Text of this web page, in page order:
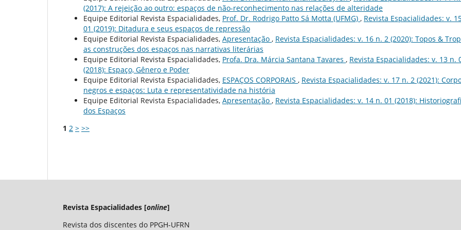
(2017): A rejeição ao outro: espaços de não-reconhecimento nas relações de alteridade
Equipe Editorial Revista Espacialidades, Prof. Dr. Rodrigo Patto Sá Motta (UFMG) , Revista Espacialidades: v.
01 (2019): Ditadura e seus espaços de repressão
Equipe Editorial Revista Espacialidades, Apresentação , Revista Espacialidades: v. 16 n. 2 (2020): Topos &
as construções dos espaços nas narrativas literárias
Equipe Editorial Revista Espacialidades, Profa. Dra. Márcia Santana Tavares , Revista Espacialidades: v. 13 n.
(2018): Espaço, Gênero e Poder
Equipe Editorial Revista Espacialidades, ESPAÇOS CORPORAIS , Revista Espacialidades: v. 17 n. 2 (2021):
negros e espaços: Luta e representatividade na história
Equipe Editorial Revista Espacialidades, Apresentação , Revista Espacialidades: v. 14 n. 01 (2018):
dos Espaços
1 2 > >>
Revista Espacialidades [online]
Revista dos discentes do PPGH-UFRN